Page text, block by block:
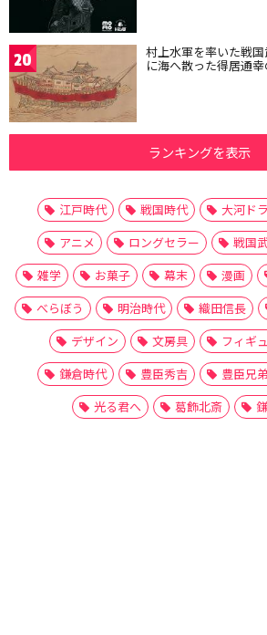
20 村上水軍を率いた戦
に海へ散った得居通
ランキングを表示
江戸時代 戦国時代 大河ド
アニメ
ロングセラー 戦国
雑学
お菓子 幕末 漫画
べらぼう
明治時代 織田信長
デザイン
文房具 フィギ
鎌倉時代
豊臣秀吉 豊臣兄
光る君へ
葛飾北斎